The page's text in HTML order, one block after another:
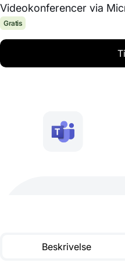
Videokonferencer via
Gratis
Beskrivelse